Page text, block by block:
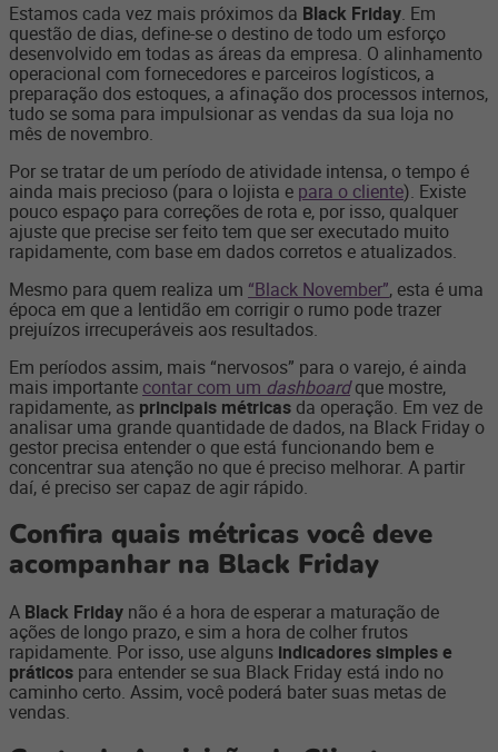
Estamos cada vez mais próximos da Black Friday. Em
questão de dias, define-se o destino de todo um esforço
desenvolvido em todas as áreas da empresa. O alinhamento
operacional com fornecedores e parceiros logísticos, a
preparação dos estoques, a afinação dos processos internos,
tudo se soma para impulsionar as vendas da sua loja no
mês de novembro.
Por se tratar de um período de atividade intensa, o tempo é
ainda mais precioso (para o lojista e para o cliente). Existe
pouco espaço para correções de rota e, por isso, qualquer
ajuste que precise ser feito tem que ser executado muito
rapidamente, com base em dados corretos e atualizados.
Mesmo para quem realiza um “Black November”, esta é uma
época em que a lentidão em corrigir o rumo pode trazer
prejuízos irrecuperáveis aos resultados.
Em períodos assim, mais “nervosos” para o varejo, é ainda
mais importante contar com um dashboardque mostre,
rapidamente, as principais métricas da operação. Em vez de
analisar uma grande quantidade de dados, na Black Friday o
gestor precisa entender o que está funcionando bem e
concentrar sua atenção no que é preciso melhorar. A partir
daí, é preciso ser capaz de agir rápido.
Confira quais métricas você deve
acompanhar na Black Friday
A Black Friday não é a hora de esperar a maturação de
ações de longo prazo, e sim a hora de colher frutos
rapidamente. Por isso, use alguns indicadores simples e
práticos para entender se sua Black Friday está indo no
caminho certo. Assim, você poderá bater suas metas de
vendas.